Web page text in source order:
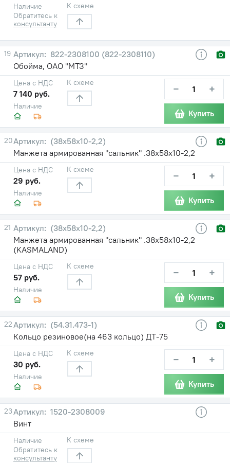
Наличие
Обратитесь к
консультанту
К схеме
19
822-2308100 (822-2308110)
Обойма, ОАО "МТЗ"
Наличие
Цена с НДС
7 140 руб.
К схеме − +
Купить
20
(38х58х10-2,2)
Манжета армированная "сальник" .38х58х10-2,2
Наличие
Цена с НДС
29 руб.
К схеме − +
Купить
21
(38х58х10-2,2)
Манжета армированная "сальник" .38х58х10-2,2
(KASMALAND)
Наличие
Цена с НДС
57 руб.
К схеме − +
Купить
22
(54.31.473-1)
Кольцо резиновое(на 463 кольцо) ДТ-75
Наличие
Цена с НДС
30 руб.
К схеме − +
Купить
23
1520-2308009
Винт
Наличие
Обратитесь к
консультанту
К схеме